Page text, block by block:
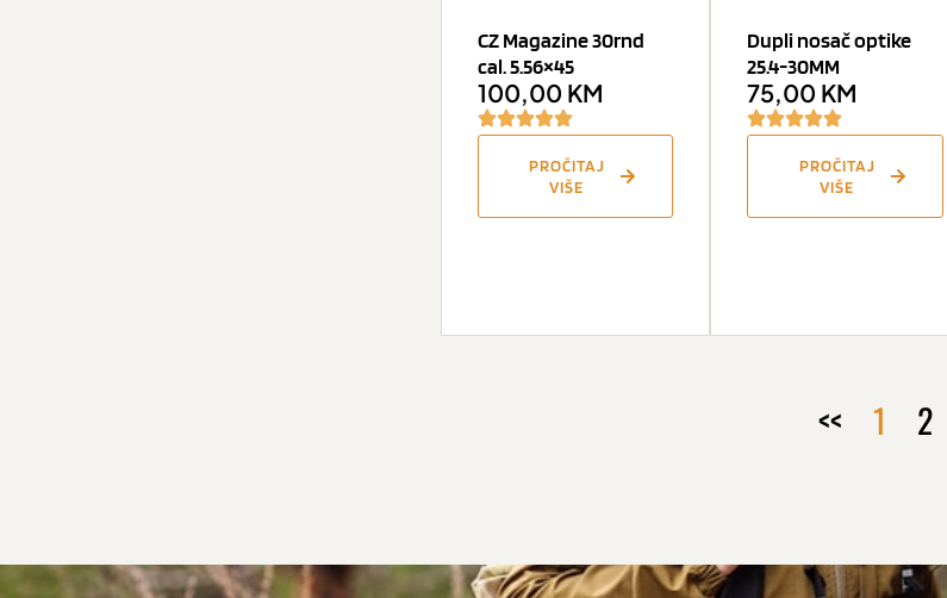
CZ Magazine 30rnd
cal. 5.56×45
100,00 KM
PROČITAJ
VIŠE
Dupli nosač optike
25.4-30MM
75,00 KM
PROČITAJ
VIŠE
<< 1 2